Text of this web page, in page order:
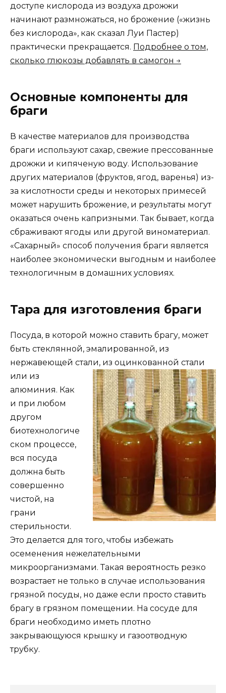
доступе кислорода из воздуха дрожжи
начинают размножаться, но брожение («жизнь
без кислорода», как сказал Луи Пастер)
практически прекращается. Подробнее о том,
сколько глюкозы добавлять в самогон →
Основные компоненты для
браги
В качестве материалов для производства
браги используют сахар, свежие прессованные
дрожжи и кипяченую воду. Использование
других материалов (фруктов, ягод, варенья) из-
за кислотности среды и некоторых примесей
может нарушить брожение, и результаты могут
оказаться очень капризными. Так бывает, когда
сбраживают ягоды или другой виноматериал.
«Сахарный» способ получения браги является
наиболее экономически выгодным и наиболее
технологичным в домашних условиях.
Тара для изготовления браги
Посуда, в которой можно ставить брагу, может
быть стеклянной, эмалированной, из
нержавеющей стали, из оцинкованной стали
или из
алюминия. Как
и при любом
другом
биотехнологиче
ском процессе,
вся посуда
должна быть
совершенно
чистой, на
грани
стерильности.
Это делается для того, чтобы избежать
осеменения нежелательными
микроорганизмами. Такая вероятность резко
возрастает не только в случае использования
грязной посуды, но даже если просто ставить
брагу в грязном помещении. На сосуде для
браги необходимо иметь плотно
закрывающуюся крышку и газоотводную
трубку.